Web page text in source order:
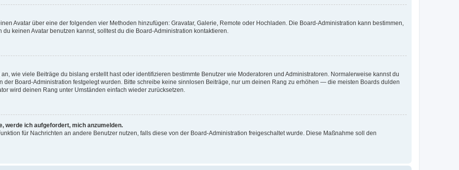
Avatar über eine der folgenden vier Methoden hinzufügen: Gravatar, Galerie, Remote oder Hochladen. Die Board-Administration kann bestimmen,
keinen Avatar benutzen kannst, solltest du die Board-Administration kontaktieren.
wie viele Beiträge du bislang erstellt hast oder identifizieren bestimmte Benutzer wie Moderatoren und Administratoren. Normalerweise kannst du
der Board-Administration festgelegt wurden. Bitte schreibe keine sinnlosen Beiträge, nur um deinen Rang zu erhöhen — die meisten Boards dulden
wird deinen Rang unter Umständen einfach wieder zurücksetzen.
werde ich aufgefordert, mich anzumelden.
für Nachrichten an andere Benutzer nutzen, falls diese von der Board-Administration freigeschaltet wurde. Diese Maßnahme soll den